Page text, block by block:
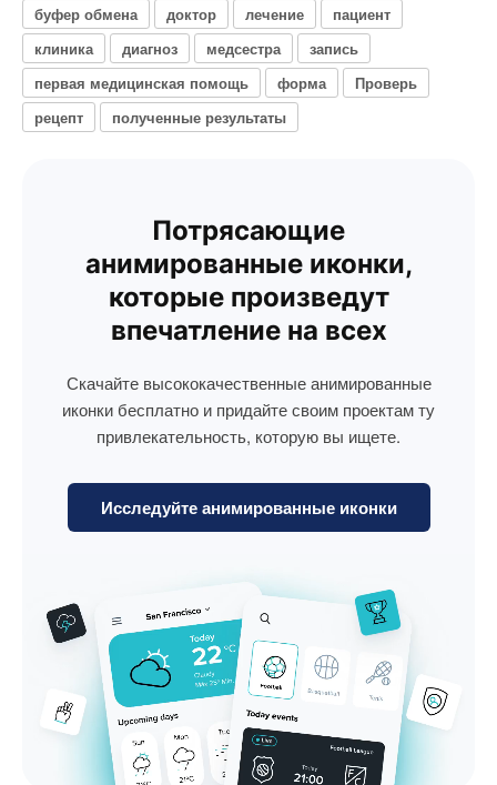
буфер обмена
доктор лечение
пациент
клиника
диагноз медсестра
запись
первая медицинская помощь
форма
Проверь
рецепт
полученные результаты
Потрясающие
анимированные иконки,
которые произведут
впечатление на всех
Скачайте высококачественные анимированные
иконки бесплатно и придайте своим проектам ту
привлекательность, которую вы ищете.
Исследуйте анимированные иконки